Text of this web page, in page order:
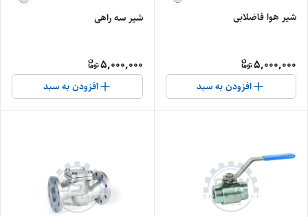
شیر هوا فاضلابی
5,000,000
افزودن به سبد
شیر سه راهی
5,000,000
افزودن به سبد